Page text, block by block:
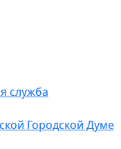
служба
Городской Думе